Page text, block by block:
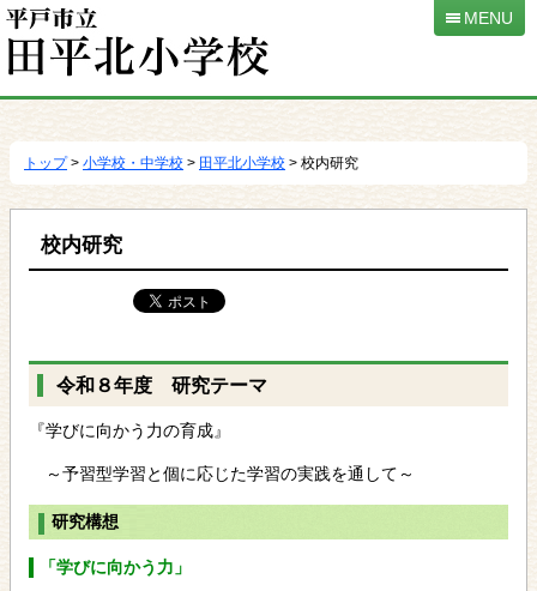
移
MENU
トップ> 小学校・中学校 > 田平北小学校 > 校内研究
校内研究
令和８年度 研究テーマ
『学びに向かう力の育成』
～予習型学習と個に応じた学習の実践を通して～
研究構想
「学びに向かう力」